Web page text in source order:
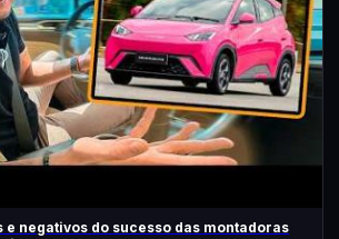
e negativos do sucesso das montadoras